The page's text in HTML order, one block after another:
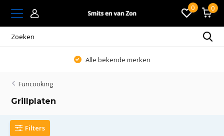
0 0
Alle bekende merken
Funcooking
Grillplaten
Filters